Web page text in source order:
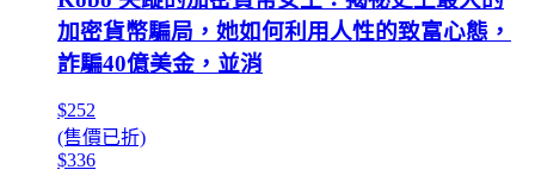
加密貨幣騙局，她如何利用人性的致富心態，
詐騙40億美金，並消
$252
(售價已折)
$336